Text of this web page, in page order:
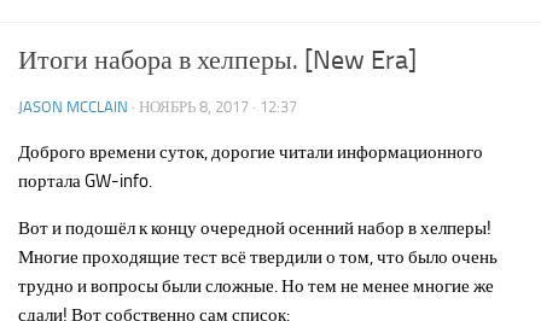
Клиент
Новости
Вакансии
Итоги набора в хелперы. [New Era]
JASON MCCLAIN · НОЯБРЬ 8, 2017 · 12:37
Доброго времени суток, дорогие читали информационного
портала GW-info.
Вот и подошёл к концу очередной осенний набор в хелперы!
Многие проходящие тест всё твердили о том, что было очень
трудно и вопросы были сложные. Но тем не менее многие же
сдали! Вот собственно сам список: